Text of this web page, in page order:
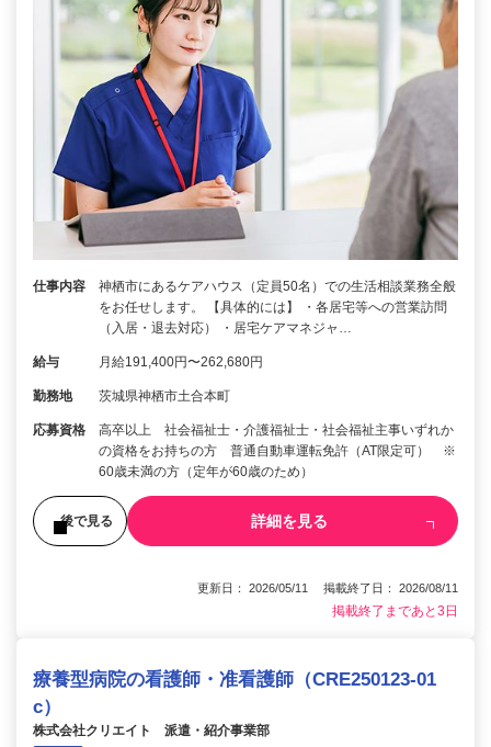
仕事内容
神栖市にあるケアハウス（定員50名）での生活相談業務全般
をお任せします。 【具体的には】 ・各居宅等への営業訪問
（入居・退去対応） ・居宅ケアマネジャ…
給与 月給191,400円〜262,680円
勤務地 茨城県神栖市土合本町
応募資格
高卒以上 社会福祉士・介護福祉士・社会福祉主事いずれか
の資格をお持ちの方 普通自動車運転免許（AT限定可） ※
60歳未満の方（定年が60歳のため）
後で見る 詳細を見る
更新日： 2026/05/11 掲載終了日： 2026/08/11
掲載終了まであと3日
療養型病院の看護師・准看護師（CRE250123-01
c）
株式会社クリエイト 派遣・紹介事業部